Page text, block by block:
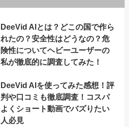
DeeVid AIとは？どこの国で作ら
れたの？安全性はどうなの？危
険性についてヘビーユーザーの
私が徹底的に調査してみた！
DeeVid AIを使ってみた感想！評
判や口コミも徹底調査！コスパ
よくショート動画でバズりたい
人必見